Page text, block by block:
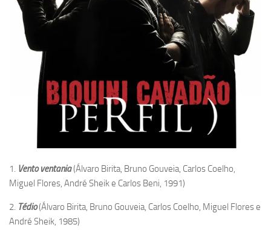
1. Vento ventania(Álvaro Birita, Bruno Gouveia, Carlos Coelho,
Miguel Flores, André Sheik e Carlos Beni, 1991)
2. Tédio(Álvaro Birita, Bruno Gouveia, Carlos Coelho, Miguel Flores e
André Sheik, 1985)